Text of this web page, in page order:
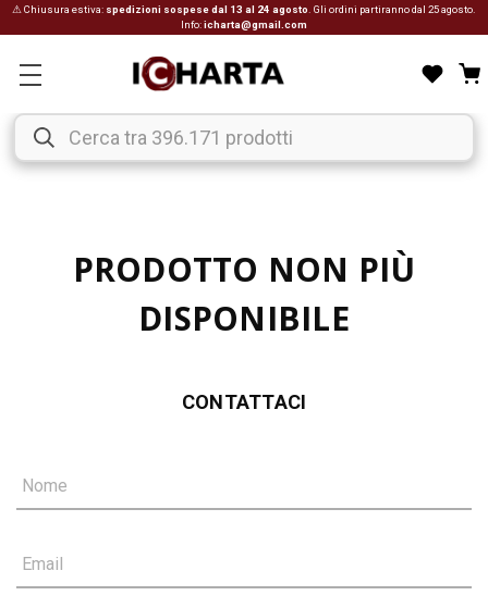
⚠ Chiusura estiva: spedizioni sospese dal 13 al 24 agosto . Gli ordini partiranno dal 25 agosto.
Info:icharta@gmail.com
PRODOTTO NON PIÙ
DISPONIBILE
CONTATTACI
Nome
Email